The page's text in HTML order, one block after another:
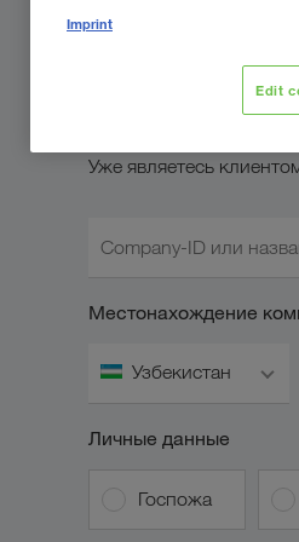
Подать
запись
Уже являетесь
Company-ID или
Местонахождение
Узбекистан
Личные данные
Госпожа
Imprint
Edit